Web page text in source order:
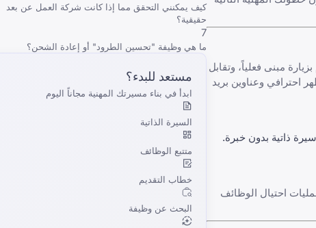
مبنى فعلياً، وتقابل
احترافي وعناوين بريد
سيرة ذاتية بدون خبرة.
احتيال الوظائف
كيف يمكنني التحقق مما إذا كانت شركة العمل عن بعد
حقيقية؟
7
ما هي وظيفة "تحسين الطرود" أو إعادة الشحن؟
مستعد للبدء؟
ابدأ في بناء مسيرتك المهنية مجاناً اليوم
السيرة الذاتية
متتبع الوظائف
خطاب التقديم
البحث عن وظيفة